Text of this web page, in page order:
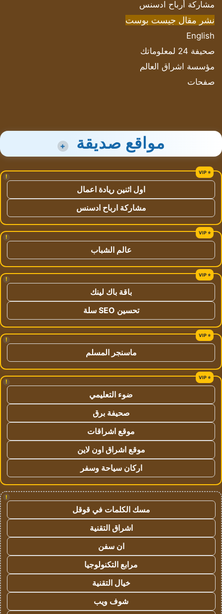
مشاركة أرباح ادسنس
نشر مقال جيست بوست
English
صحيفة 24 لمعلوماتك
مؤسسة اشراق العالم
صفحات
مواقع صديقة +
!
اول اثنين ريادة اعمال
مشاركة ارباح ادسنس
!
عالم الشباب
!
باقة باك لينك
تحسين SEO سلة
!
ماسنجر المسلم
!
ضوء التعليمي
صحيفة برق
موقع اشراقات
موقع اشراق اون لاين
اركان سياحة وسفر
!
مسك الكلمات في قوقل
اشراق التقنية
ان سفن
مرابع التكنولوجيا
خيال التقنية
شوف ويب